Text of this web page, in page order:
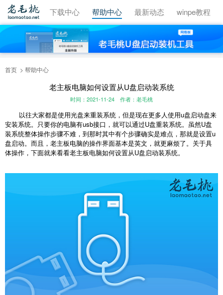
视频教程 下载中心 帮助中心 最新动态 winpe教程
首页 帮助中心
老主板电脑如何设置从U盘启动装系统
时间：2021-11-24 作者：老毛桃
以往大家都是使用光盘来重装系统，但是现在更多人使用u盘启动盘来
安装系统。只要你的电脑有usb接口，就可以通过U盘重装系统。虽然U盘
装系统整体操作步骤不难，到那时其中有个步骤确实是难点，那就是设置u
盘启动。而且，老主板电脑的操作界面基本是英文，就更麻烦了。关于具
体操作，下面就来看看老主板电脑如何设置从U盘启动装系统。